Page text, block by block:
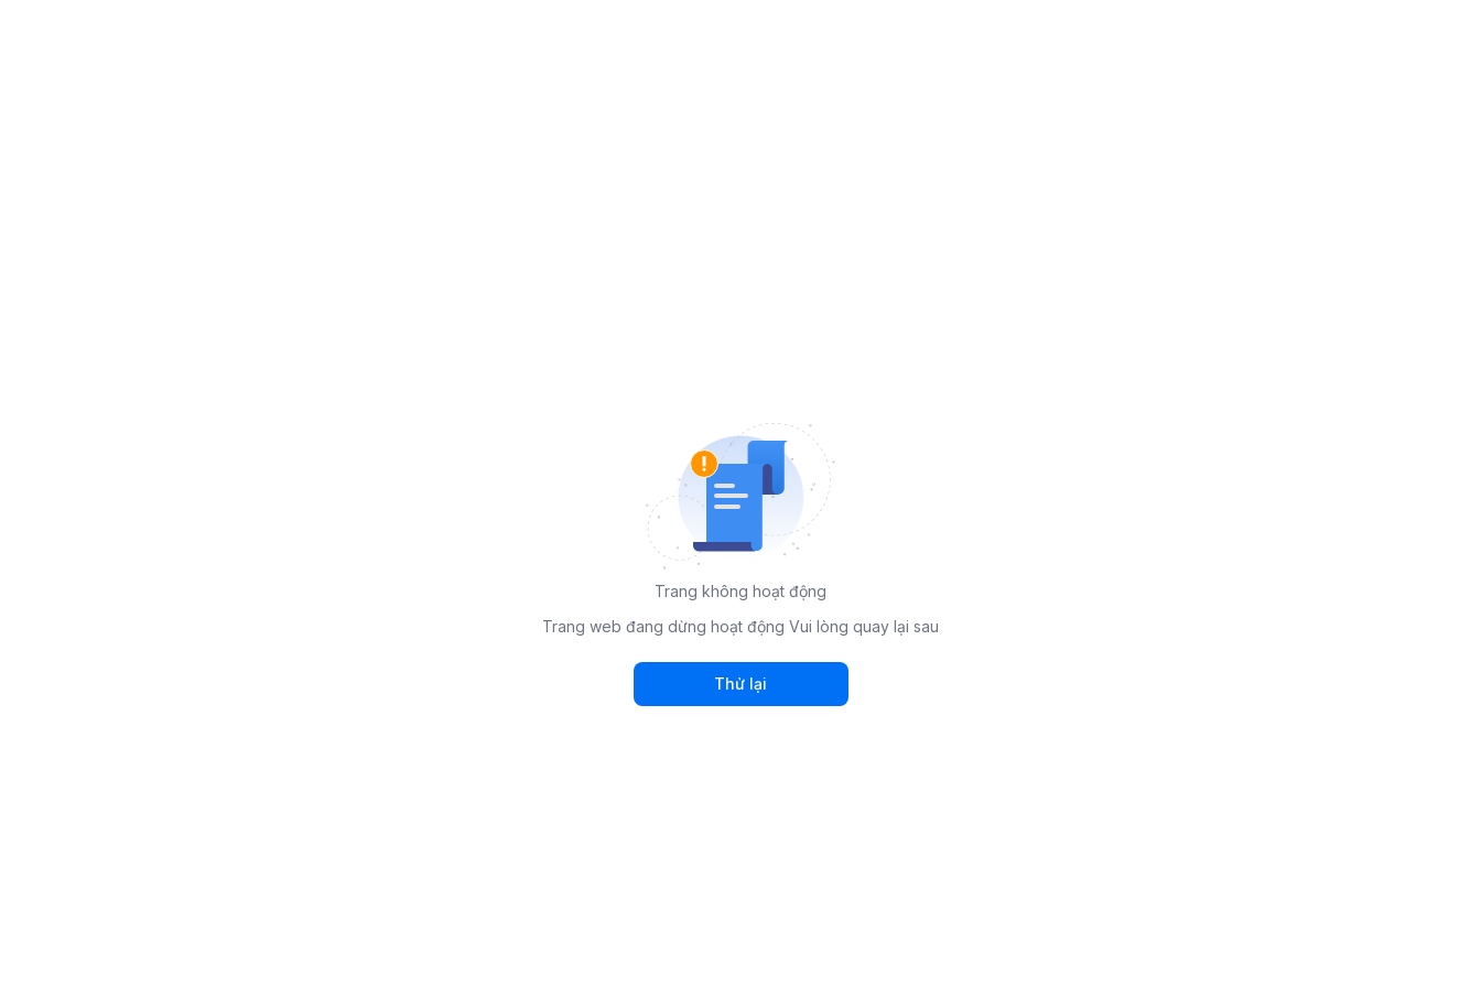
Trang không hoạt động
Trang web đang dừng hoạt động Vui lòng quay lại sau
Thử lại